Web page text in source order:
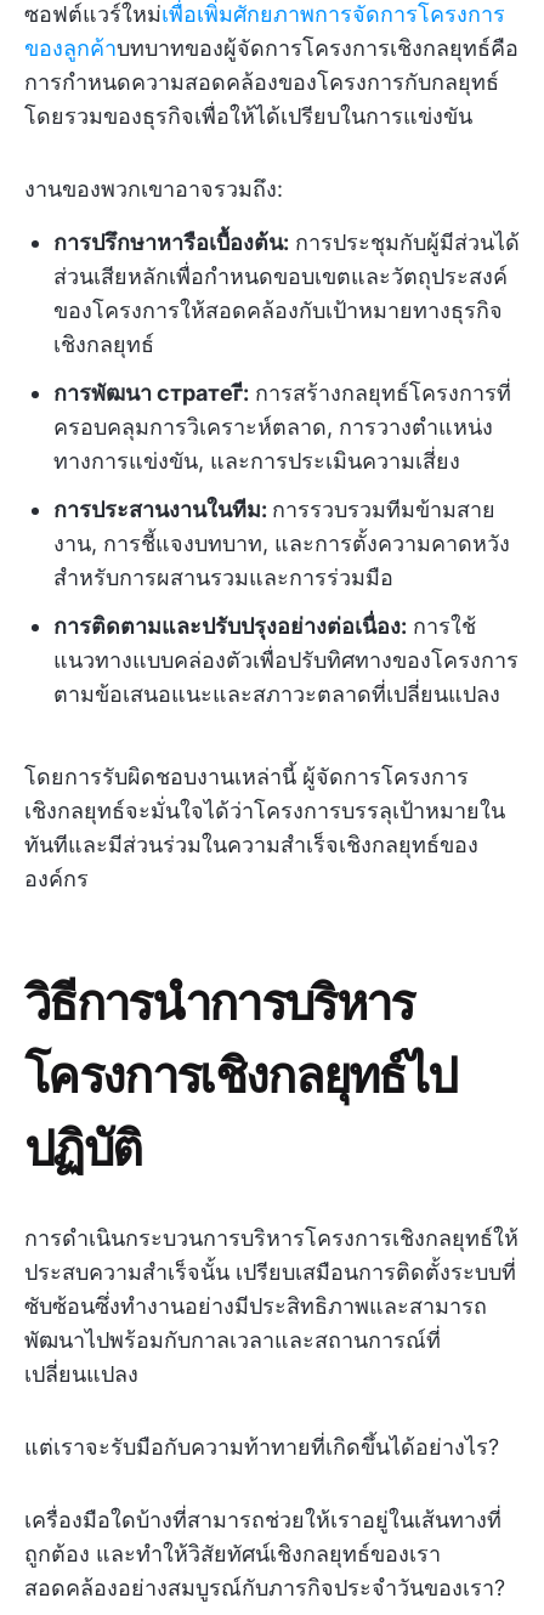
ซอฟต์แวร์ใหม่เพื่อเพิ่มศักยภาพการจัดการโครงการ
ของลูกค้าบทบาทของผู้จัดการโครงการเชิงกลยุทธ์คือ
การกำหนดความสอดคล้องของโครงการกับกลยุทธ์
โดยรวมของธุรกิจเพื่อให้ได้เปรียบในการแข่งขัน
งานของพวกเขาอาจรวมถึง:
การปรึกษาหารือเบื้องต้น: การประชุมกับผู้มีส่วนได้
ส่วนเสียหลักเพื่อกำหนดขอบเขตและวัตถุประสงค์
ของโครงการให้สอดคล้องกับเป้าหมายทางธุรกิจ
เชิงกลยุทธ์
การพัฒนา стратегี: การสร้างกลยุทธ์โครงการที่
ครอบคลุมการวิเคราะห์ตลาด, การวางตำแหน่ง
ทางการแข่งขัน, และการประเมินความเสี่ยง
การประสานงานในทีม: การรวบรวมทีมข้ามสาย
งาน, การชี้แจงบทบาท, และการตั้งความคาดหวัง
สำหรับการผสานรวมและการร่วมมือ
การติดตามและปรับปรุงอย่างต่อเนื่อง: การใช้
แนวทางแบบคล่องตัวเพื่อปรับทิศทางของโครงการ
ตามข้อเสนอแนะและสภาวะตลาดที่เปลี่ยนแปลง
โดยการรับผิดชอบงานเหล่านี้ ผู้จัดการโครงการ
เชิงกลยุทธ์จะมั่นใจได้ว่าโครงการบรรลุเป้าหมายใน
ทันทีและมีส่วนร่วมในความสำเร็จเชิงกลยุทธ์ของ
องค์กร
วิธีการนำการบริหาร
โครงการเชิงกลยุทธ์ไป
ปฏิบัติ
การดำเนินกระบวนการบริหารโครงการเชิงกลยุทธ์ให้
ประสบความสำเร็จนั้น เปรียบเสมือนการติดตั้งระบบที่
ซับซ้อนซึ่งทำงานอย่างมีประสิทธิภาพและสามารถ
พัฒนาไปพร้อมกับกาลเวลาและสถานการณ์ที่
เปลี่ยนแปลง
แต่เราจะรับมือกับความท้าทายที่เกิดขึ้นได้อย่างไร?
เครื่องมือใดบ้างที่สามารถช่วยให้เราอยู่ในเส้นทางที่
ถูกต้อง และทำให้วิสัยทัศน์เชิงกลยุทธ์ของเรา
สอดคล้องอย่างสมบูรณ์กับภารกิจประจำวันของเรา?